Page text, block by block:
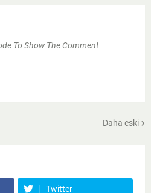
To Show The Comment
Daha eski
Twitter